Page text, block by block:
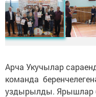
Арча Укучылар
команда
уздырылды. Ярышлар